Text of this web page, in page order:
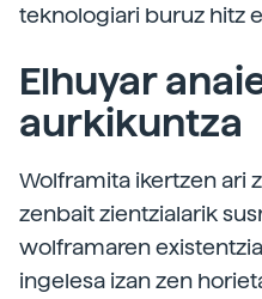
teknologiari buruz hitz
Elhuyar
aurkikuntza
Wolframita ikertzen ari
zenbait zientzialarik
wolframaren
ingelesa izan zen